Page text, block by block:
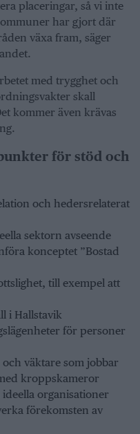
placeringar, så vi inte
har gjort där
växa fram, säger
med trygghet och
skall
kommer även krävas
för stöd och
och hedersrelaterat
sektorn avseende
konceptet ”Bostad
till exempel att
i Hallstavik
för personer
väktare som jobbar
kroppskameror
organisationer
förekomsten av